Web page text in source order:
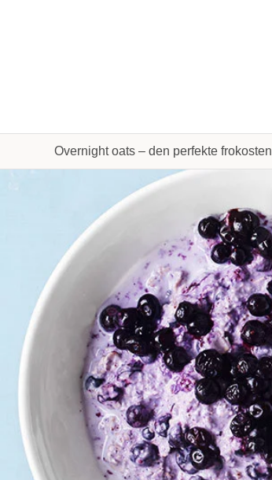
Overnight oats – den perfekte frokosten